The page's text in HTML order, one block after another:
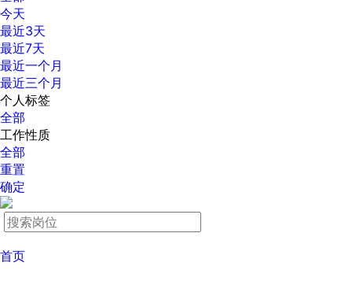
今天
最近3天
最近7天
最近一个月
最近三个月
个人标签
全部
工作性质
全部
重置
确定
首页